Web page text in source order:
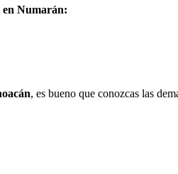
en Numarán:
, es bueno que conozcas las